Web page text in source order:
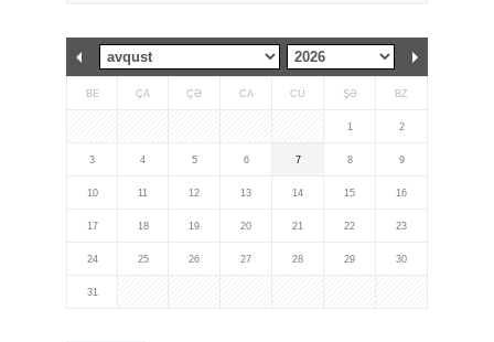
BE ÇA ÇƏ CA CÜ ŞƏ BZ
1 2
3 4 5 6 7 8 9
10 11 12 13 14 15 16
17 18 19 20 21 22 23
24 25 26 27 28 29 30
31